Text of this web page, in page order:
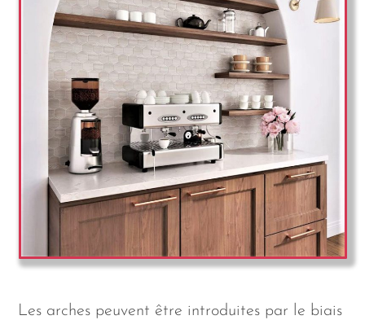
Les arches peuvent être introduites par le biais